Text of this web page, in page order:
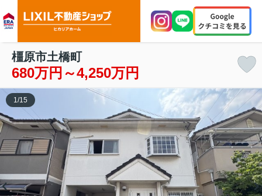
橿原市土橋町
680万円～4,250万円
1 /15